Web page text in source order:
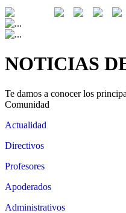
NOTICIAS
Te damos a conocer los
Comunidad
Actualidad
Directivos
Profesores
Apoderados
Administrativos